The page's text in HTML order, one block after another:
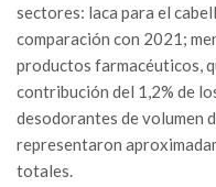
sectores: laca para el
comparación con 2021;
productos farmacéuticos,
contribución del 1,2% de
desodorantes de volumen
representaron
totales.